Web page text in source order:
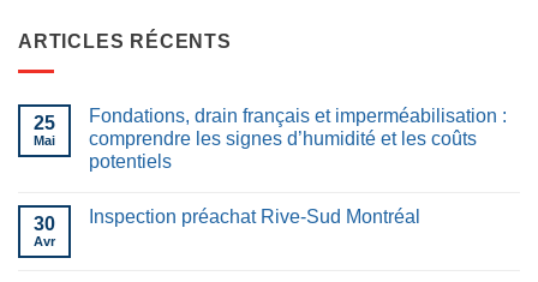
ARTICLES RÉCENTS
25
Mai
Fondations, drain français et imperméabilisation :
comprendre les signes d’humidité et les coûts
potentiels
30
Avr
Inspection préachat Rive-Sud Montréal